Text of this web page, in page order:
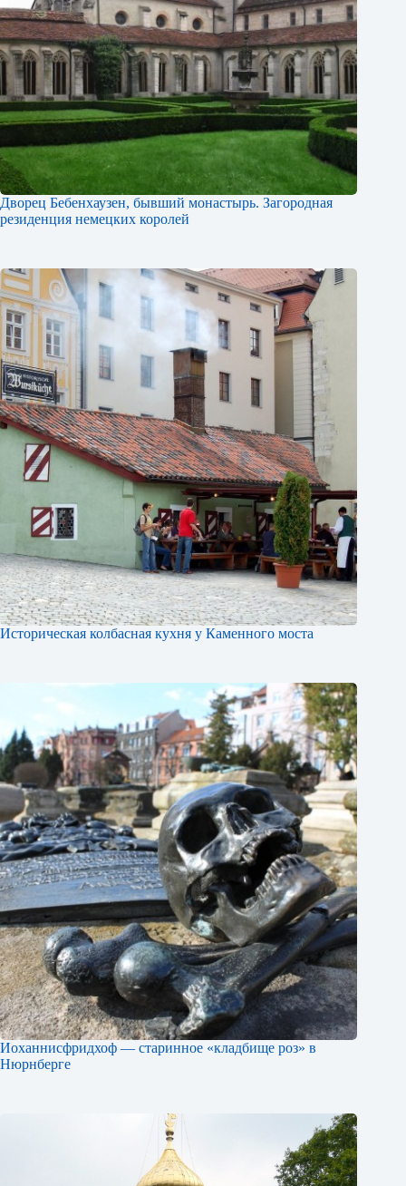
Дворец Бебенхаузен, бывший монастырь. Загородная
резиденция немецких королей
Историческая колбасная кухня у Каменного моста
Иоханнисфридхоф — старинное «кладбище роз» в
Нюрнберге